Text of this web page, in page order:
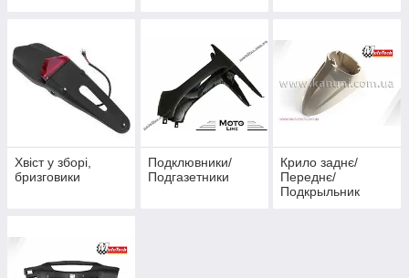
Хвіст у зборі,
бризговики
Подклювники/
Подгазетники
Крило заднє/
Переднє/
Подкрыльник